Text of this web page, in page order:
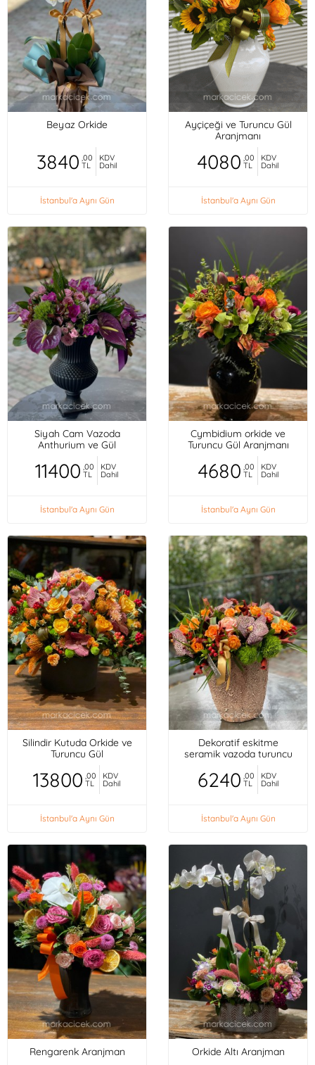
Beyaz Orkide
3840 ,00
TL
KDV
Dahil
İstanbul'a Aynı Gün
Ayçiçeği ve Turuncu Gül
Aranjmanı
4080 ,00
TL
KDV
Dahil
İstanbul'a Aynı Gün
Siyah Cam Vazoda
Anthurium ve Gül
11400 ,00
TL
KDV
Dahil
İstanbul'a Aynı Gün
Cymbidium orkide ve
Turuncu Gül Aranjmanı
4680 ,00
TL
KDV
Dahil
İstanbul'a Aynı Gün
Silindir Kutuda Orkide ve
Turuncu Gül
13800 ,00
TL
KDV
Dahil
İstanbul'a Aynı Gün
Dekoratif eskitme
seramik vazoda turuncu
mini güller, orkideler,
6240 ,00
TL
KDV
Dahil
İstanbul'a Aynı Gün
Rengarenk Aranjman Orkide Altı Aranjman